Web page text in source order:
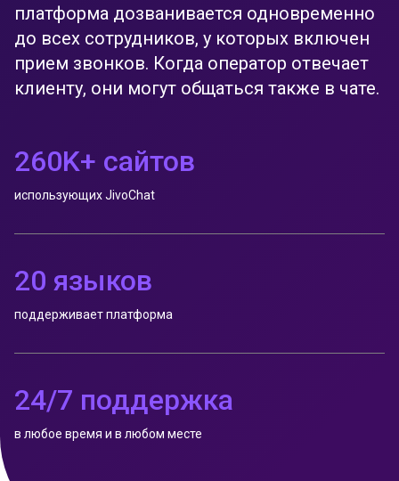
платформа дозванивается одновременно
до всех сотрудников, у которых включен
прием звонков. Когда оператор отвечает
клиенту, они могут общаться также в чате.
260K+ сайтов
использующих JivoChat
20 языков
поддерживает платформа
24/7 поддержка
в любое время и в любом месте